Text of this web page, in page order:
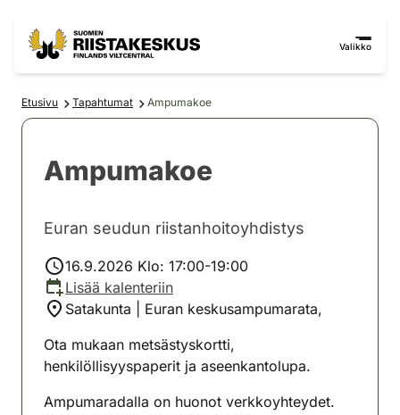
Valikko
Etusivu Tapahtumat Ampumakoe
Ampumakoe
Euran seudun riistanhoitoyhdistys
16.9.2026 Klo: 17:00-19:00
Lisää kalenteriin
Satakunta | Euran keskusampumarata,
Ota mukaan metsästyskortti,
henkilöllisyyspaperit ja aseenkantolupa.
Ampumaradalla on huonot verkkoyhteydet.